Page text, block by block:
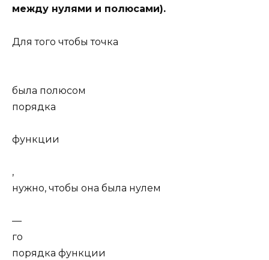
между нулями и полюсами).
Для того чтобы точка
была полюсом
порядка
функции
,
нужно, чтобы она была нулем
—
го
порядка функции